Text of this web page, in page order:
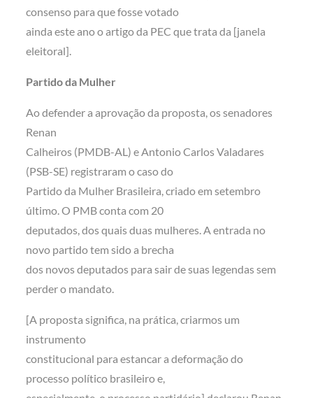
consenso para que fosse votado
ainda este ano o artigo da PEC que trata da [janela
eleitoral].
Partido da Mulher
Ao defender a aprovação da proposta, os senadores
Renan
Calheiros (PMDB-AL) e Antonio Carlos Valadares
(PSB-SE) registraram o caso do
Partido da Mulher Brasileira, criado em setembro
último. O PMB conta com 20
deputados, dos quais duas mulheres. A entrada no
novo partido tem sido a brecha
dos novos deputados para sair de suas legendas sem
perder o mandato.
[A proposta significa, na prática, criarmos um
instrumento
constitucional para estancar a deformação do
processo político brasileiro e,